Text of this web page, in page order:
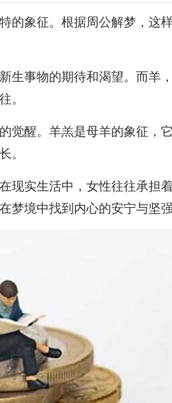
的象征。根据周公解梦，这
生事物的期待和渴望。而羊
。
觉醒。羊羔是母羊的象征，
。
现实生活中，女性往往承担
境中找到内心的安宁与坚强